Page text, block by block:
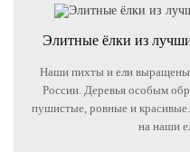
Элитные ёлки из
Наши пихты и ели
России. Деревья особым
пушистые, ровные и
на наши